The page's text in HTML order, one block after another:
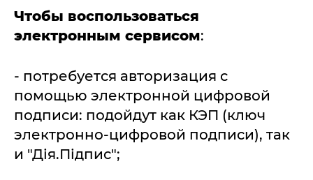
Чтобы воспользоваться
электронным сервисом:
- потребуется авторизация с
помощью электронной цифровой
подписи: подойдут как КЭП (ключ
электронно-цифровой подписи), так
и "Дія.Підпис";